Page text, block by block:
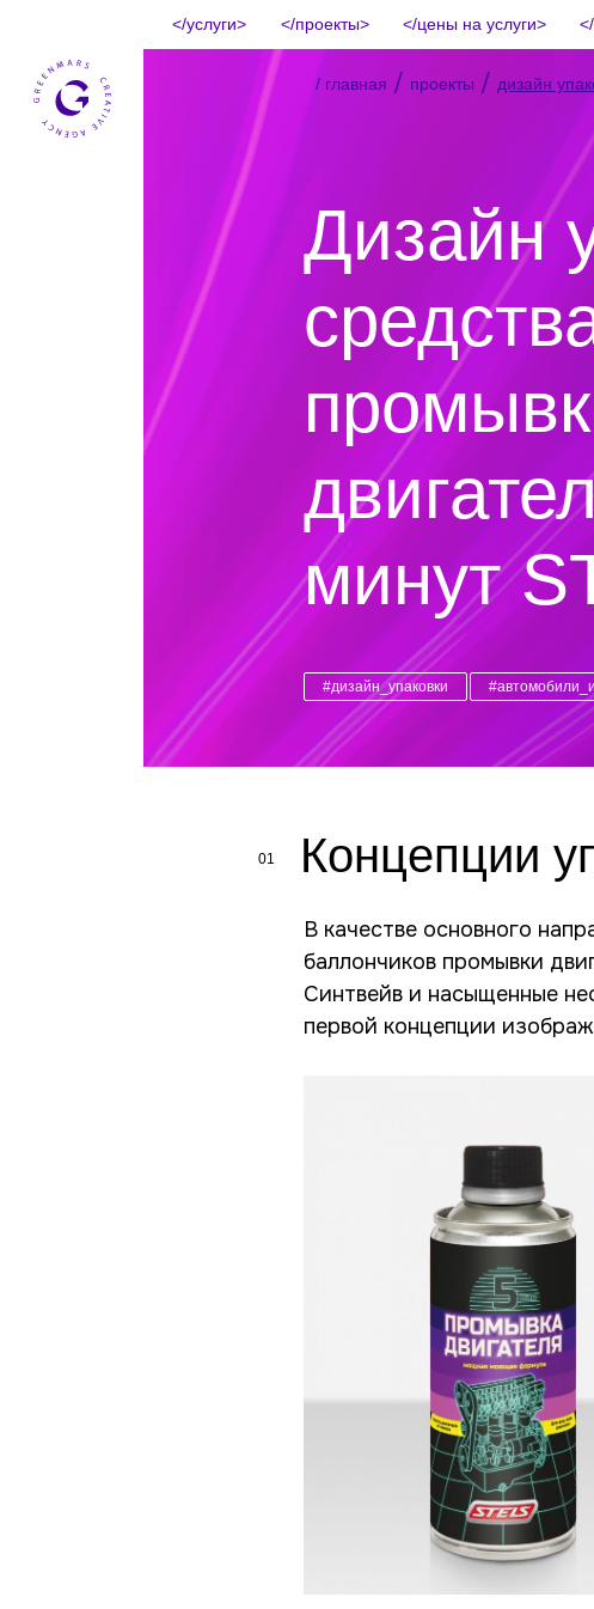
услуги проекты цены на услуги
/ главная / проекты /дизайн
Дизайн
минут
#дизайн_упаковки
01 Концепции
В качестве основного
баллончиков промывки
Синтвейв и насыщенные
первой концепции
автомобиля в виде
качестве контраста,